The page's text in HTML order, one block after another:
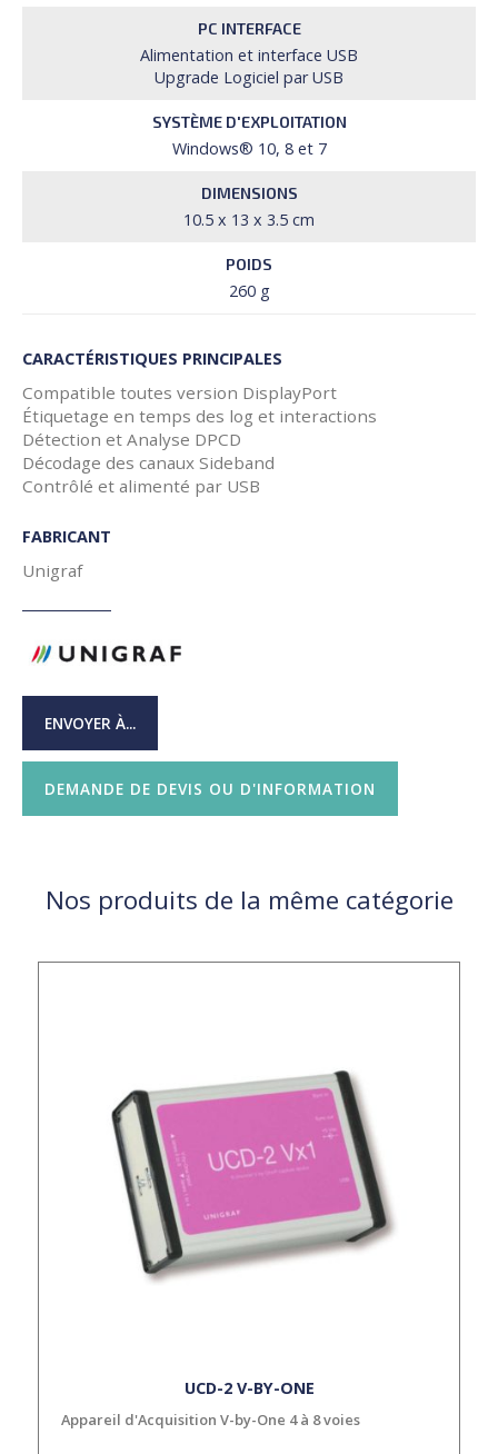
PC INTERFACE
Alimentation et interface USB
Upgrade Logiciel par USB
SYSTÈME D'EXPLOITATION
Windows® 10, 8 et 7
DIMENSIONS
10.5 x 13 x 3.5 cm
POIDS
260 g
CARACTÉRISTIQUES PRINCIPALES
Compatible toutes version DisplayPort
Étiquetage en temps des log et interactions
Détection et Analyse DPCD
Décodage des canaux Sideband
Contrôlé et alimenté par USB
FABRICANT
Unigraf
ENVOYER À...
DEMANDE DE DEVIS OU D'INFORMATION
Nos produits de la même catégorie
UCD-2 V-BY-ONE
Appareil d'Acquisition V-by-One 4 à 8 voies